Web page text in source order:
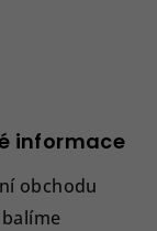
informace
obchodu